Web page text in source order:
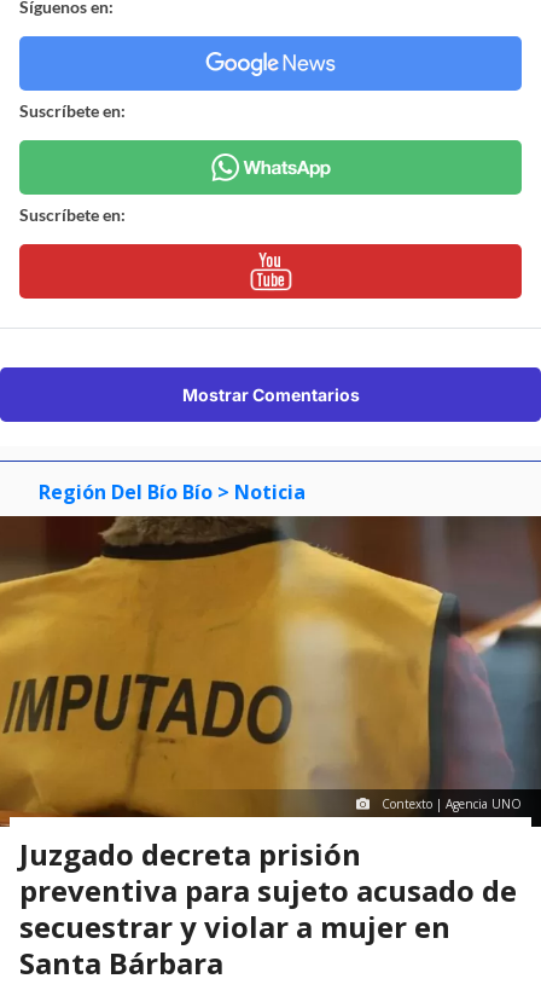
Síguenos en:
Suscríbete en:
Suscríbete en:
Mostrar Comentarios
Región Del Bío Bío > Noticia
Contexto | Agencia UNO
Juzgado decreta prisión
preventiva para sujeto acusado de
secuestrar y violar a mujer en
Santa Bárbara